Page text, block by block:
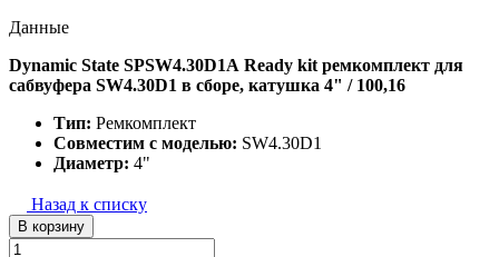
Данные
Dynamic State SPSW4.30D1A Ready kit ремкомплект для
сабвуфера SW4.30D1 в сборе, катушка 4" / 100,16
Тип: Ремкомплект
Совместим с моделью: SW4.30D1
Диаметр: 4"
Назад к списку
В корзину